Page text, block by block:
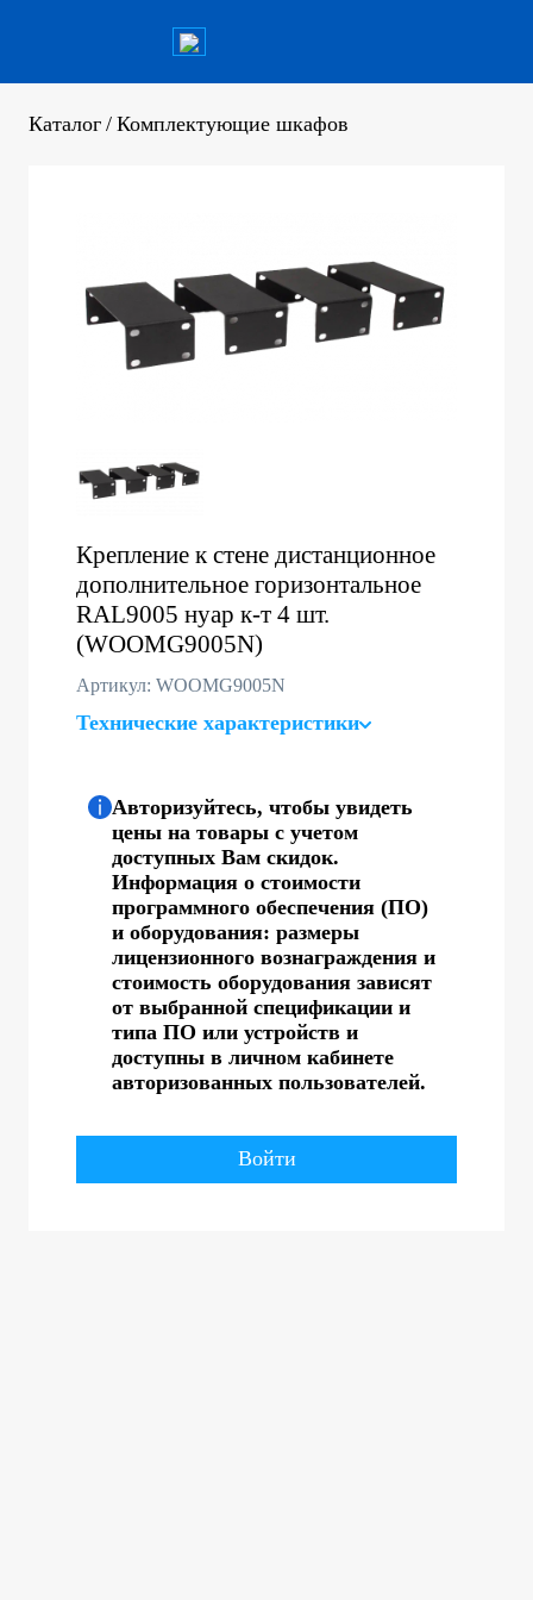
Каталог / Комплектующие шкафов
Крепление к стене дистанционное
дополнительное горизонтальное
RAL9005 нуар к-т 4 шт.
(WOOMG9005N)
Артикул: WOOMG9005N
Технические характеристики
Авторизуйтесь, чтобы увидеть
цены на товары с учетом
доступных Вам скидок.
Информация о стоимости
программного обеспечения (ПО)
и оборудования: размеры
лицензионного вознаграждения и
стоимость оборудования зависят
от выбранной спецификации и
типа ПО или устройств и
доступны в личном кабинете
авторизованных пользователей.
Войти